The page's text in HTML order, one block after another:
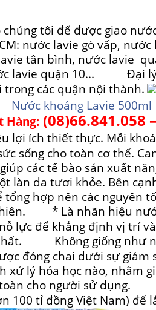
tôi để được giao
nước lavie gò vấp,
tân bình, nước lavie
lavie quận 10...
Đại lý
trong các quận nội thành.
Nước khoáng Lavie
(08)66.841.058
ích thiết thực. Mỗi
sống cho toàn cơ thể.
các tế bào sản xuất
làn da tươi khỏe. Bên
hợp nên các nguyên
* Là nhãn hiệu
lực để khẳng định vị trí
Không giống như
đóng chai dưới sự giám
xử lý hóa học nào, nhằm
cho người sử dụng.
100 tỉ đồng Việt Nam) để